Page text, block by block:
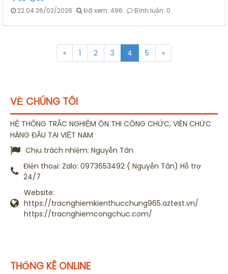
22:04 26/02/2026
Đã xem: 496 Bình luận: 0
« 1 2 3 4 5 »
VỀ CHÚNG TÔI
HỆ THỐNG TRẮC NGHIỆM ÔN THI CÔNG CHỨC, VIÊN CHỨC
HÀNG ĐẦU TẠI VIỆT NAM
Chịu trách nhiệm: Nguyễn Tân
Điện thoại: Zalo: 0973653492 ( Nguyễn Tân) Hỗ trợ
24/7
Website:
https://tracnghiemkienthucchung965.aztest.vn/
https://tracnghiemcongchuc.com/
THỐNG KÊ ONLINE